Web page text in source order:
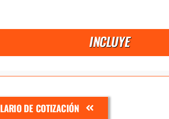
INCLUYE
DE COTIZACIÓN